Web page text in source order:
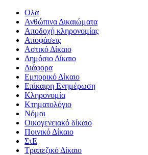
Ολα
Ανθώπινα Δικαιώματα
Aποδοχή κληρονομίας
Αποφάσεις
Αστικό Δίκαιο
Δημόσιο Δίκαιο
Διάφορα
Εμπορικό Δίκαιο
Επίκαιρη Ενημέρωση
Kληρονομία
Κτηματολόγιο
Νόμοι
Οικογενειακό δίκαιο
Ποινικό Δίκαιο
ΣτΕ
Τραπεζικό Δίκαιο